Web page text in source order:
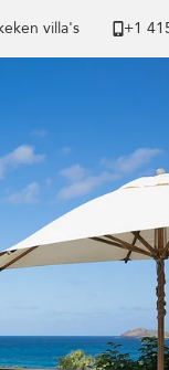
villa's +1